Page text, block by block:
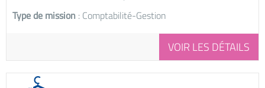
Type de mission : Comptabilité-Gestion
VOIR LES DÉTAILS